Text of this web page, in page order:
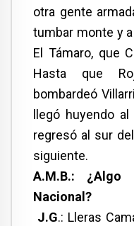
otra gente
tumbar monte y
El Támaro, que
Hasta que
bombardeó
llegó huyendo
regresó al sur
siguiente.
A.M.B.:
Nacional?
J.G.: Lleras